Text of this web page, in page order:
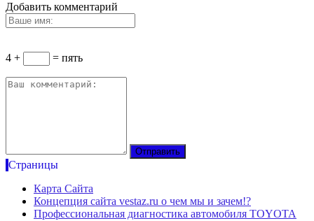
Добавить комментарий
4 + = пять
Страницы
Карта Сайта
Концепция сайта vestaz.ru о чем мы и зачем!?
Профессиональная диагностика автомобиля TOYOTA